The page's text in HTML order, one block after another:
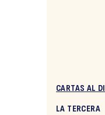
CARTAS AL
LA TERCERA